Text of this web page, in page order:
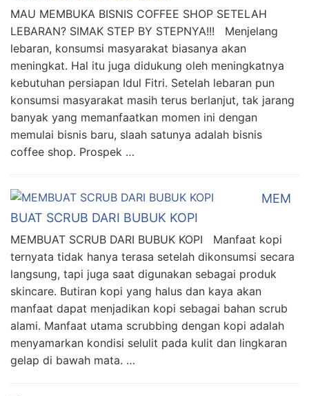
MAU MEMBUKA BISNIS COFFEE SHOP SETELAH
LEBARAN? SIMAK STEP BY STEPNYA!!! Menjelang
lebaran, konsumsi masyarakat biasanya akan
meningkat. Hal itu juga didukung oleh meningkatnya
kebutuhan persiapan Idul Fitri. Setelah lebaran pun
konsumsi masyarakat masih terus berlanjut, tak jarang
banyak yang memanfaatkan momen ini dengan
memulai bisnis baru, slaah satunya adalah bisnis
coffee shop. Prospek …
MEM
BUAT SCRUB DARI BUBUK KOPI
MEMBUAT SCRUB DARI BUBUK KOPI Manfaat kopi
ternyata tidak hanya terasa setelah dikonsumsi secara
langsung, tapi juga saat digunakan sebagai produk
skincare. Butiran kopi yang halus dan kaya akan
manfaat dapat menjadikan kopi sebagai bahan scrub
alami. Manfaat utama scrubbing dengan kopi adalah
menyamarkan kondisi selulit pada kulit dan lingkaran
gelap di bawah mata. …